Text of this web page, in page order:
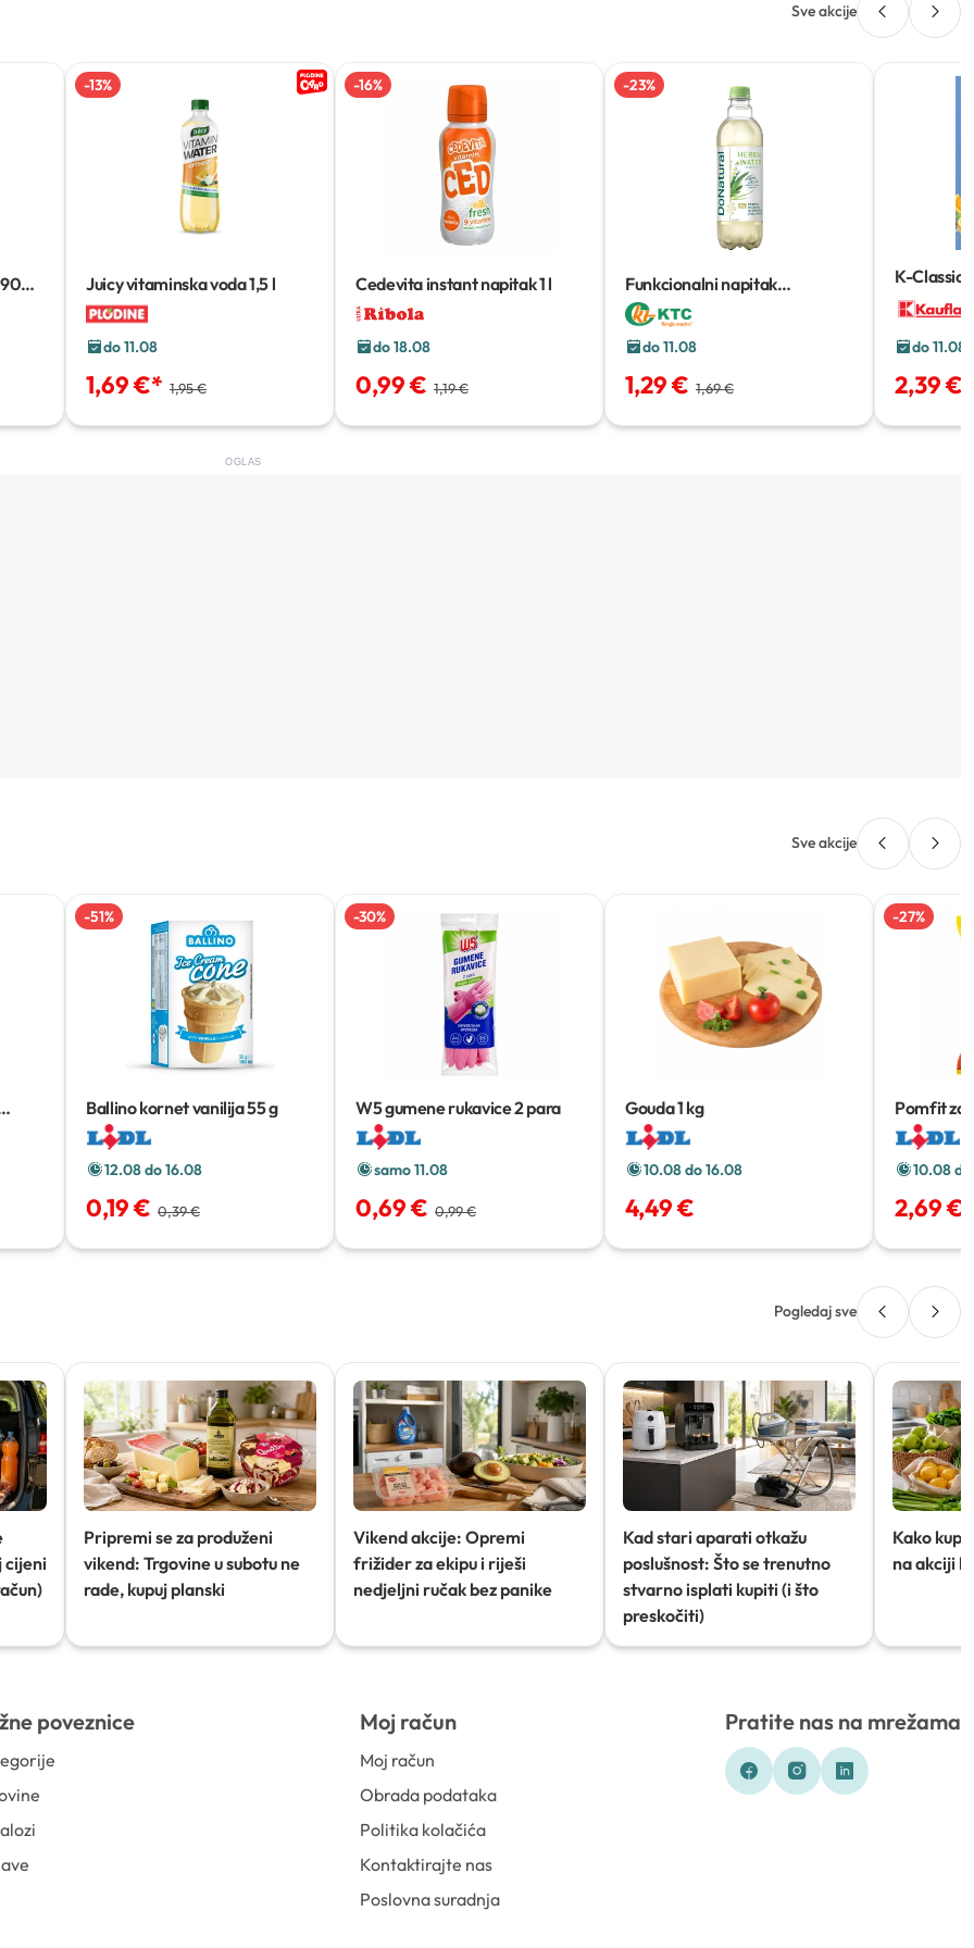
Sve akcije
900
-13%
Juicy vitaminska voda1,5 l
do 11.08
1,69 €* 1,95 €
-16%
Cedevita instant napitak1 l
do 18.08
0,99 € 1,19 €
-23%
Funkcionalni napitak
Donatural
do 11.08
1,29 € 1,69 €
K-Classic
do 11.08
2,39 €
OGLAS
Sve akcije
-51%
Ballino kornet vanilija55 g
12.08 do 16.08
0,19 € 0,39 €
-30%
W5 gumene rukavice2 para
samo 11.08
0,69 € 0,99 €
Gouda1 kg
10.08 do 16.08
4,49 €
-27%
Pomfit za
10.08
2,69 €
Pogledaj sve
cijeni
Pripremi se za produženi
vikend: Trgovine u subotu ne
rade, kupuj planski
Vikend akcije: Opremi
frižider za ekipu i riješi
nedjeljni ručak bez panike
Kad stari aparati otkažu
poslušnost: Što se trenutno
stvarno isplati kupiti (i što
preskočiti)
Kako
na akciji
poveznice Moj račun
Moj račun
Obrada podataka
Politika kolačića
Kontaktirajte nas
Poslovna suradnja
Pratite nas na mrežama